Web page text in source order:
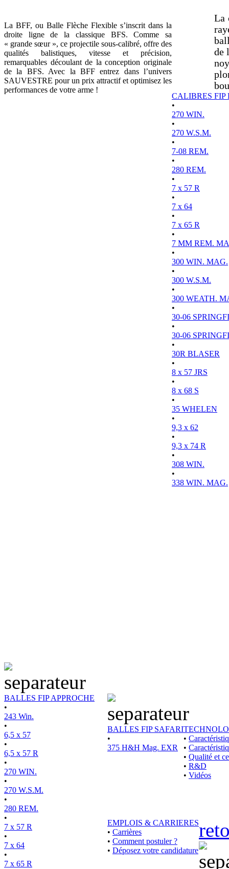
La BFF, ou Balle Flèche Flexible s’inscrit dans la
droite ligne de la classique BFS. Comme sa
« grande sœur », ce projectile sous-calibré, offre des
qualités balistiques, vitesse et précision,
remarquables découlant de la conception originale
de la BFS. Avec la BFF entrez dans l’univers
SAUVESTRE pour un prix attractif et optimisez les
performances de votre arme !
La
de
CALIBRES FIP
•
270 WIN.
•
270 W.S.M.
•
7-08 REM.
•
280 REM.
•
7 x 57 R
•
7 x 64
•
7 x 65 R
•
7 MM REM.
•
300 WIN. MAG.
•
300 W.S.M.
•
300 WEATH.
•
30-06
•
30-06
•
30R BLASER
•
8 x 57 JRS
•
8 x 68 S
•
35 WHELEN
•
9,3 x 62
•
9,3 x 74 R
•
308 WIN.
•
338 WIN. MAG.
BALLES FIP APPROCHE
•
243 Win.
•
6,5 x 57
•
6,5 x 57 R
•
270 WIN.
•
270 W.S.M.
•
280 REM.
•
7 x 57 R
•
7 x 64
•
7 x 65 R
BALLES FIP SAFARI
•
375 H&H Mag. EXR
•
•
• Qualité et
• R&D
• Vidéos
EMPLOIS & CARRIERES
• Carrières
• Comment postuler ?
• Déposez votre candidature